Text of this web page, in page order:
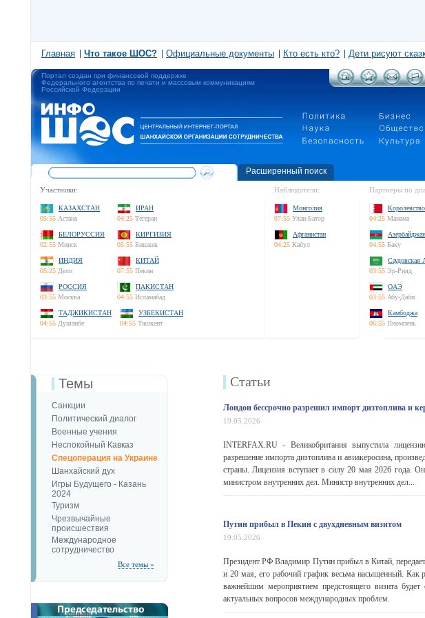
Главная Что такое ШОС? Официальные документы Кто есть кто? Дети рисуют
Портал создан при финансовой поддержке
Федерального агентства по печати и массовым коммуникациям
Российской Федерации
Расширенный поиск
Участники:
КАЗАХСТАН
05:55 Астана
ИРАН
04:25 Тегеран
БЕЛОРУССИЯ
02:55 Минск
КИРГИЗИЯ
05:55 Бишкек
ИНДИЯ
05:25 Дели
КИТАЙ
07:55 Пекин
РОССИЯ
03:55 Москва
ПАКИСТАН
04:55 Исламабад
ТАДЖИКИСТАН
04:55 Душанбе
УЗБЕКИСТАН
04:55 Ташкент
Наблюдатели:
Монголия
07:55 Улан-Батор
Афганистан
04:25 Кабул
Партнеры по
04:25 Манама
Азербайджан
04:55 Баку
Саудовская
03:55 Эр-Рияд
ОАЭ
03:55 Абу-Даби
Камбоджа
06:55 Пномпень
Темы
Санкции
Политический диалог
Военные учения
Неспокойный Кавказ
Спецоперация на Украине
Шанхайский дух
Игры Будущего - Казань
2024
Туризм
Чрезвычайные
происшествия
Международное
сотрудничество
Все темы »
Статьи
Лондон бессрочно разрешил импорт дизтоплива и
19.05.2026
INTERFAX.RU - Великобритания выпустила
разрешение импорта дизтоплива и авиакеросина,
страны. Лицензия вступает в силу 20 мая 2026 года.
министром внутренних дел. Министр внутренних дел...
Путин прибыл в Пекин с двухдневным визитом
19.05.2026
Президент РФ Владимир Путин прибыл в Китай,
и 20 мая, его рабочий график весьма насыщенный.
важнейшим мероприятием предстоящего визита
актуальных вопросов международных проблем.